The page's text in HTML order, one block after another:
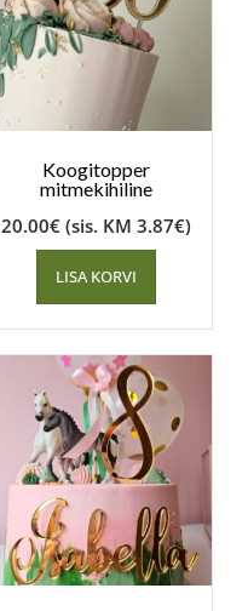
Koogitopper
mitmekihiline
20.00€ (sis. KM3.87€)
LISA KORVI